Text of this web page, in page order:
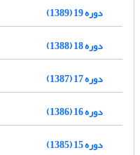
دوره 19 (1389)
دوره 18 (1388)
دوره 17 (1387)
دوره 16 (1386)
دوره 15 (1385)